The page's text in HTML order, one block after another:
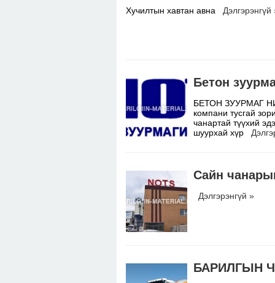
Хучилтын хавтан авна Дэлгэрэнгүй
Бетон
БЕТОН ЗУУРМАГ
компани тусгай
чанартай түүхий
шуурхай хүр
Сайн
Дэлгэрэнгүй »
БАРИЛГЫН